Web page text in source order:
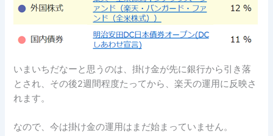
いまいちだなーと思うのは、掛け金が先に銀行から引き落
とされ、その後2週間程度たってから、楽天の運用に反映さ
れます。
なので、今は掛け金の運用はまだ始まっていません。